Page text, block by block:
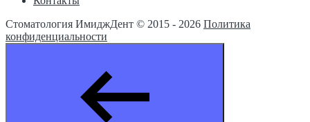
Стоматология ИмиджДент © 2015 - 2026 Политика
конфиденциальности